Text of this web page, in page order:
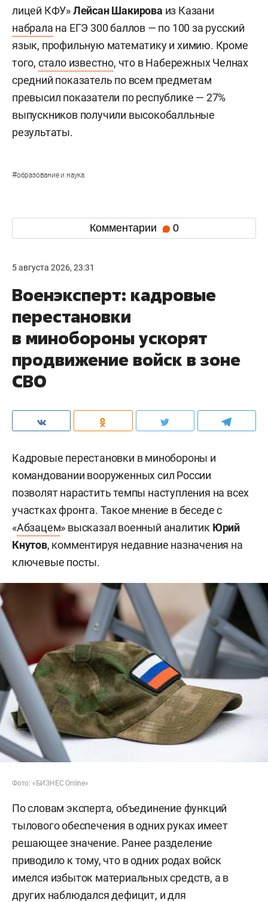
лицей КФУ»Лейсан Шакирова из Казани
набрала на ЕГЭ 300 баллов — по 100 за русский
язык, профильную математику и химию. Кроме
того, стало известно, что в Набережных Челнах
средний показатель по всем предметам
превысил показатели по республике — 27%
выпускников получили высокобалльные
результаты.
#образование и наука
Комментарии 0
5 августа 2026, 23:31
Военэксперт: кадровые
перестановки
в минобороны ускорят
продвижение войск в зоне
СВО
Кадровые перестановки в минобороны и
командовании вооруженных сил России
позволят нарастить темпы наступления на всех
участках фронта. Такое мнение в беседе с
«Абзацем» высказал военный аналитик Юрий
Кнутов, комментируя недавние назначения на
ключевые посты.
Фото: «БИЗНЕС Online»
По словам эксперта, объединение функций
тылового обеспечения в одних руках имеет
решающее значение. Ранее разделение
приводило к тому, что в одних родах войск
имелся избыток материальных средств, а в
других наблюдался дефицит, и для